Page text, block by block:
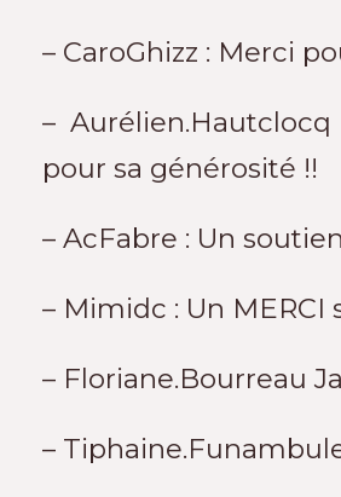
– CaroGhizz : Merci
–
pour sa générosité !!
– AcFabre : Un
– Mimidc : Un MERCI
– Floriane.Bourreau
–